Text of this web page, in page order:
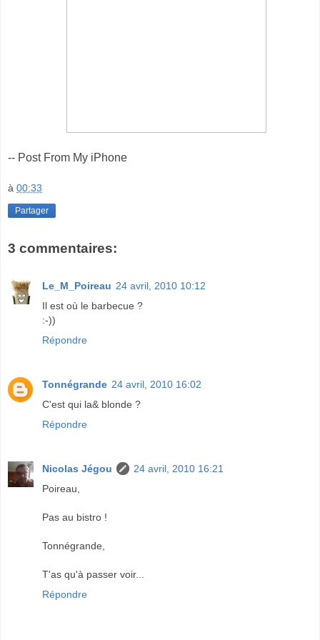
-- Post From My iPhone
à 00:33
Partager
3 commentaires:
Le_M_Poireau 24 avril, 2010 10:12
Il est où le barbecue ?
:-))
Répondre
Tonnégrande 24 avril, 2010 16:02
C'est qui la& blonde ?
Répondre
Nicolas Jégou
24 avril, 2010 16:21
Poireau,
Pas au bistro !
Tonnégrande,
T'as qu'à passer voir...
Répondre